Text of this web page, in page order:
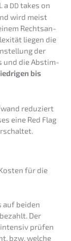
a DD takes on
wird meist
Rechts­an­
liegen die
der
und die Abstim­
bis
reduziert
eine Red Flag
für die
auf beiden
Der
prüfen
bzw. welche